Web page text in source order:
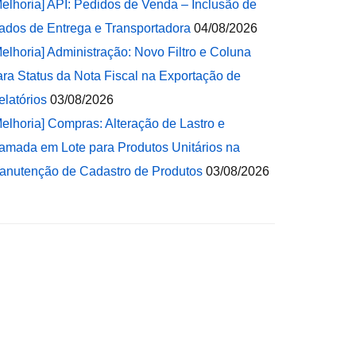
API: Pedidos de Venda – Inclusão de
de Entrega e Transportadora 04/08/2026
Administração: Novo Filtro e Coluna
Status da Nota Fiscal na Exportação de
03/08/2026
Compras: Alteração de Lastro e
em Lote para Produtos Unitários na
de Cadastro de Produtos 03/08/2026